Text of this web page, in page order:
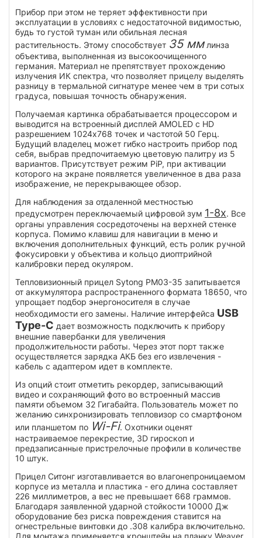
Прибор при этом не теряет эффективности при
эксплуатации в условиях с недостаточной видимостью,
будь то густой туман или обильная лесная
растительность. Этому способствует 35 ммлинза
объектива, выполненная из высокоочищенного
германия. Материал не препятствует прохождению
излучения ИК спектра, что позволяет прицелу выделять
разницу в термальной сигнатуре менее чем в три сотых
градуса, повышая точность обнаружения.
Получаемая картинка обрабатывается процессором и
выводится на встроенный дисплей AMOLED с HD
разрешением 1024x768 точек и частотой 50 Герц.
Будущий владелец может гибко настроить прибор под
себя, выбрав предпочитаемую цветовую палитру из 5
вариантов. Присутствует режим PiP, при активации
которого на экране появляется увеличенное в два раза
изображение, не перекрывающее обзор.
Для наблюдения за отдаленной местностью
предусмотрен переключаемый цифровой зум 1-8x. Все
органы управления сосредоточены на верхней стенке
корпуса. Помимо клавиш для навигации в меню и
включения дополнительных функций, есть ролик ручной
фокусировки у объектива и кольцо диоптрийной
калибровки перед окуляром.
Тепловизионный прицел Sytong PM03-35 запитывается
от аккумулятора распространенного формата 18650, что
упрощает подбор энергоносителя в случае
необходимости его замены. Наличие интерфейса USB
Type-C дает возможность подключить к прибору
внешние павербанки для увеличения
продолжительности работы. Через этот порт также
осуществляется зарядка АКБ без его извлечения -
кабель с адаптером идет в комплекте.
Из опций стоит отметить рекордер, записывающий
видео и сохраняющий фото во встроенный массив
памяти объемом 32 Гигабайта. Пользователь может по
желанию синхронизировать тепловизор со смартфоном
или планшетом по Wi-Fi. Охотники оценят
настраиваемое перекрестие, 3D гироскоп и
предзаписанные пристрелочные профили в количестве
10 штук.
Прицел Ситонг изготавливается во влагонепроницаемом
корпусе из металла и пластика - его длина составляет
226 миллиметров, а вес не превышает 668 граммов.
Благодаря заявленной ударной стойкости 10000 Дж
оборудование без риска повреждения ставится на
огнестрельные винтовки до .308 калибра включительно.
Для монтажа применяется кронштейн на планку Weaver